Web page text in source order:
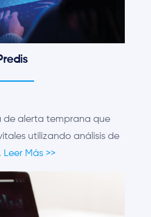
de alerta temprana que
utilizando análisis de
Leer Más >>